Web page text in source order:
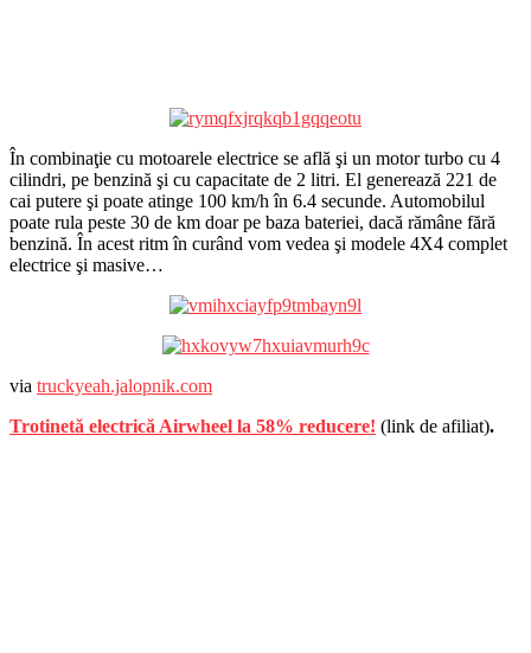
În combinaţie cu motoarele electrice se află şi un motor turbo cu 4
cilindri, pe benzină şi cu capacitate de 2 litri. El generează 221 de
cai putere şi poate atinge 100 km/h în 6.4 secunde. Automobilul
poate rula peste 30 de km doar pe baza bateriei, dacă rămâne fără
benzină. În acest ritm în curând vom vedea şi modele 4X4 complet
electrice şi masive…
via truckyeah.jalopnik.com
Trotinetă electrică Airwheel la 58% reducere! (link de afiliat).